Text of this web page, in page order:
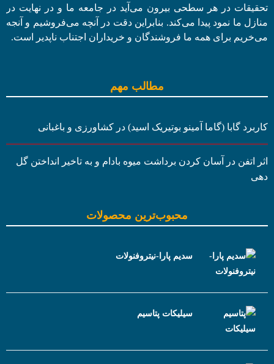
تحقیقات در هر سطحی بیرون می‌آید در جامعه ما و در نهایت در
منازل ما نمود پیدا می‌کند. بنابراین دقت در آنچه می‌فروشیم و آنجه
می‌خریم برای همه ما فروشندگان و خریداران اجتناب ناپدیر است.
مطالب مهم
کاربرد گابا (گاما آمینو بوتیریک اسید) در کشاورزی و باغبانی
اثر اتفن در آسان کردن برداشت میوه بادام و به تاخیر انداختن گل
دهی
محبوب‌ترین محصولات
سدیم پارا-نیتروفنولات
سیلیکات پتاسیم